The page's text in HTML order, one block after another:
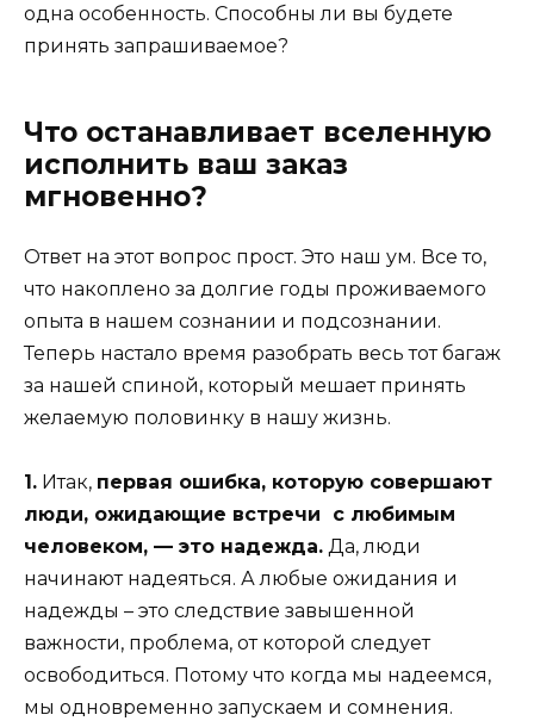
одна особенность. Способны ли вы будете
принять запрашиваемое?
Что останавливает вселенную
исполнить ваш заказ
мгновенно?
Ответ на этот вопрос прост. Это наш ум. Все то,
что накоплено за долгие годы проживаемого
опыта в нашем сознании и подсознании.
Теперь настало время разобрать весь тот багаж
за нашей спиной, который мешает принять
желаемую половинку в нашу жизнь.
1. Итак, первая ошибка, которую совершают
люди, ожидающие встречи с любимым
человеком, — это надежда. Да, люди
начинают надеяться. А любые ожидания и
надежды – это следствие завышенной
важности, проблема, от которой следует
освободиться. Потому что когда мы надеемся,
мы одновременно запускаем и сомнения.